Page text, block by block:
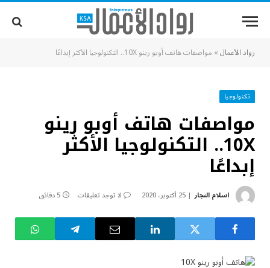
رواد الأعمال» مواصفات هاتف أوبو رينو 10X.. التكنولوجيا الأكثر إبداعًا
تكنولوجيا
مواصفات هاتف أوبو رينو
10X.. التكنولوجيا الأكثر
إبداعًا
اسلام النجار 25 أكتوبر، 2020 لا توجد تعليقات 5 دقائق